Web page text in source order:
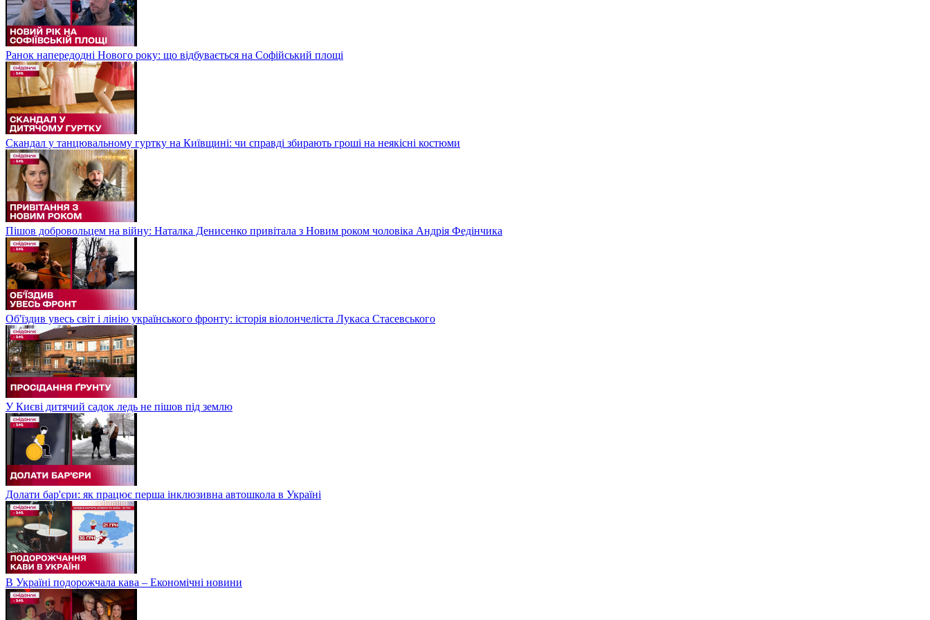
Ранок напередодні Нового року: що відбувається на Софійський площі
Скандал у танцювальному гуртку на Київщині: чи справді збирають гроші на неякісні костюми
Пішов добровольцем на війну: Наталка Денисенко привітала з Новим роком чоловіка Андрія Федінчика
Об'їздив увесь світ і лінію українського фронту: історія віолончеліста Лукаса Стасевського
У Києві дитячий садок ледь не пішов під землю
Долати бар'єри: як працює перша інклюзивна автошкола в Україні
В Україні подорожчала кава – Економічні новини